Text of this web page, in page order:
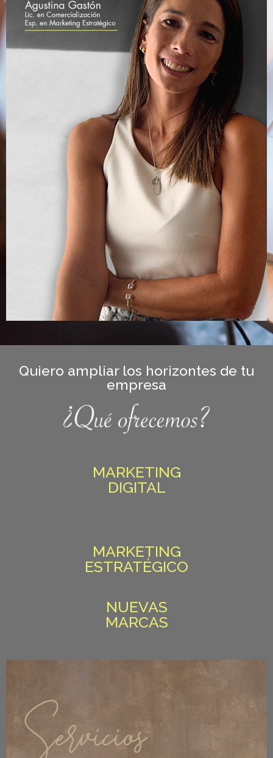
Quiero ampliar los horizontes de tu
empresa
MARKETING
DIGITAL
MARKETING
ESTRATÉGICO
NUEVAS
MARCAS